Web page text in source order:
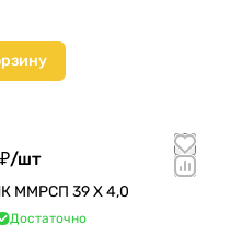
шт
ММРСП 39 Х 4,0
Достаточно